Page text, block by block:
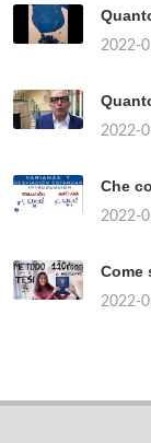
2022-
2022-
Che
2022-
Come
2022-